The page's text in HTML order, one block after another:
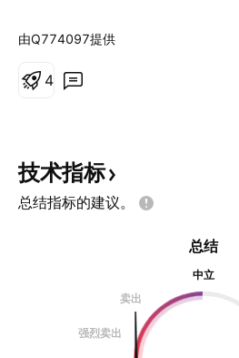
由Q774097提供
4
技术指标
总结指标的建议。
总结
中立
卖出
强烈卖出